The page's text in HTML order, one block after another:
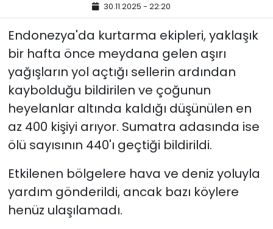
30.11.2025 - 22:20
Endonezya'da kurtarma ekipleri, yaklaşık
bir hafta önce meydana gelen aşırı
yağışların yol açtığı sellerin ardından
kaybolduğu bildirilen ve çoğunun
heyelanlar altında kaldığı düşünülen en
az 400 kişiyi arıyor. Sumatra adasında ise
ölü sayısının 440'ı geçtiği bildirildi.
Etkilenen bölgelere hava ve deniz yoluyla
yardım gönderildi, ancak bazı köylere
henüz ulaşılamadı.